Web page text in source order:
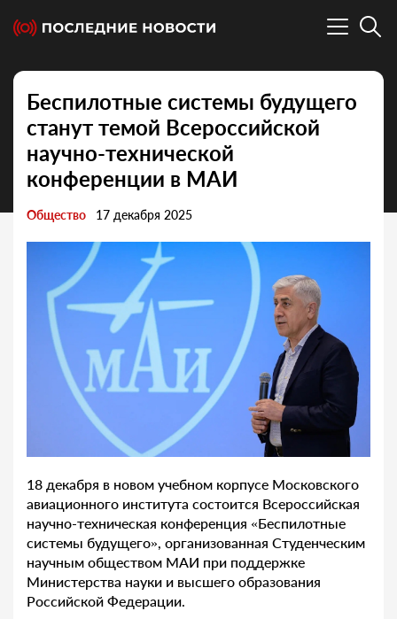
Беспилотные системы будущего
станут темой Всероссийской
научно-технической
конференции в МАИ
Общество 17 декабря 2025
18 декабря в новом учебном корпусе Московского
авиационного института состоится Всероссийская
научно-техническая конференция «Беспилотные
системы будущего», организованная Студенческим
научным обществом МАИ при поддержке
Министерства науки и высшего образования
Российской Федерации.